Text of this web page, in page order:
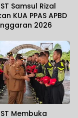
Samsul Rizal
KUA PPAS APBD
2026
Membuka